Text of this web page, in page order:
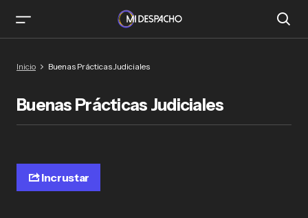
Inicio Buenas Prácticas Judiciales
Buenas Prácticas Judiciales
Incrustar